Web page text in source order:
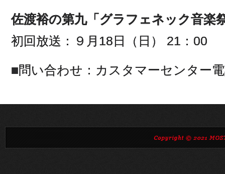
佐渡裕の第九「グラフェネック音楽
初回放送：９月18日（日） 21：00
■問い合わせ：カスタマーセンター